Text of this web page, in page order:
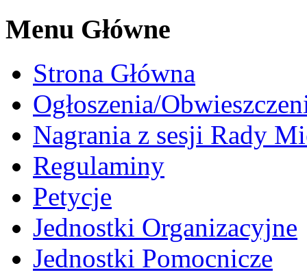
Menu Główne
Strona Główna
Ogłoszenia/
Nagrania z sesji Rady
Regulaminy
Petycje
Jednostki Organizacyjne
Jednostki Pomocnicze